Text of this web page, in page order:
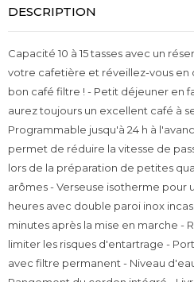
DESCRIPTION
Capacité 10 à 15 tasses avec un
votre cafetière et réveillez-vous en
bon café filtre ! - Petit déjeuner en
aurez toujours un excellent café à
Programmable jusqu'à 24 h à
permet de réduire la vitesse de
lors de la préparation de petites
arômes - Verseuse isotherme pour
heures avec double paroi inox
minutes après la mise en marche -
limiter les risques d'entartrage -
avec filtre permanent - Niveau